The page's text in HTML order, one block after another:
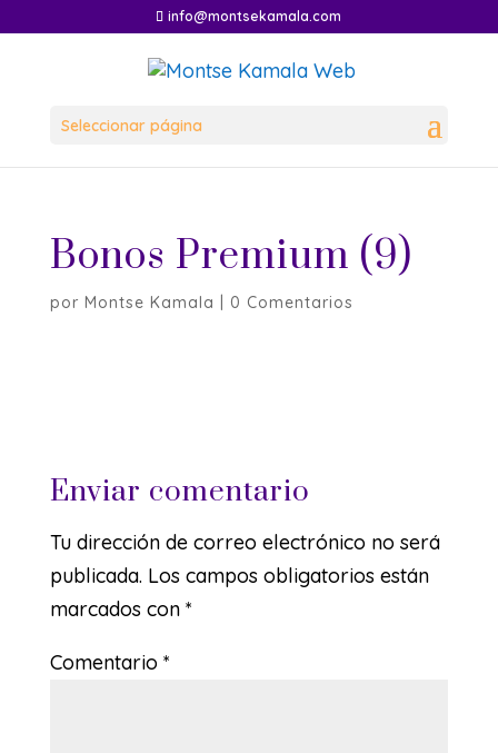
info@montsekamala.com
Seleccionar página
Bonos Premium (9)
por Montse Kamala 0 Comentarios
Enviar comentario
Tu dirección de correo electrónico no será
publicada. Los campos obligatorios están
marcados con *
Comentario *